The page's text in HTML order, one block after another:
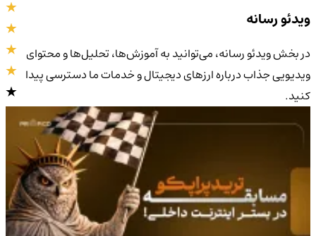
4.9/5
ویدئو رسانه
در بخش ویدئو رسانه، می‌توانید به آموزش‌ها، تحلیل‌ها و محتوای
ویدیویی جذاب درباره ارزهای دیجیتال و خدمات ما دسترسی پیدا
کنید.